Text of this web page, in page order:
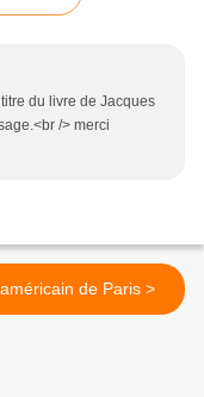
du livre de Jacques
/> merci
Un américain de Paris >